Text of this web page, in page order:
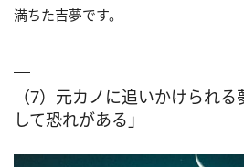
満ちた吉夢です。
（7）元カノに追いかけられ
して恐れがある」